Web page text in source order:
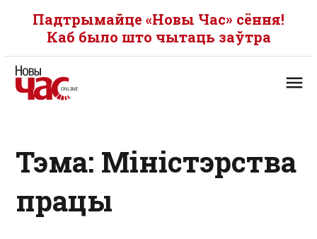
Падтрымайце «Новы Час» сёння!
Каб было што чытаць заўтра
Тэма: Міністэрства
працы